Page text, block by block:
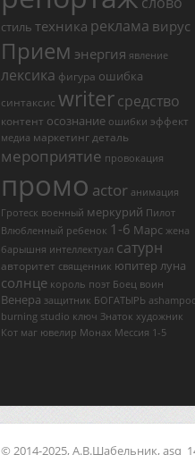
стиль техника реклама вирус
Прием энергия явление
лексика фигура ошибка
синтаксис writerсредство
контент осознание ошибки эффект
медиа маркетингдеталь
мероприятие провокация
промо actor анимация
Гротеск военный меркурий Пилот
Влюбленный ребенок 1-6 Марс жена
барышня интеллектуал сатурн
авторитет священник юпитер луна
солнце король поэт Боец воин
Венера защитник БОГАТЫРЬ
burning studio ключ Знаток художник
Кот маг ювелир Монах Мессия 1-5
© 2014-2025, А.В.Шабельник,